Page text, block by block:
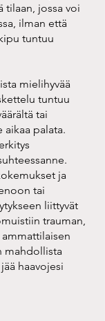
tilaan, jossa voi
ilman että
tuntuu
mielihyvää
tuntuu
tai
aikaa palata.
ja
tai
liittyvät
trauman,
mahdollista
haavojesi